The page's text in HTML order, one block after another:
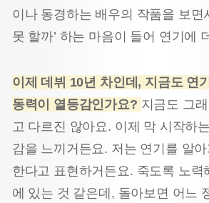
이나 동경하는 배우의 작품을 보면
못 할까’ 하는 마음이 들어 연기에
이제 데뷔 10년 차인데, 지금도 연
동력이 열등감인가요? 지금도 그
고 다르진 않아요. 이제 막 시작하
감을 느끼거든요. 저는 연기를 알
한다고 표현하거든요. 죽도록 노력
에 있는 것 같은데, 돌아보면 어느